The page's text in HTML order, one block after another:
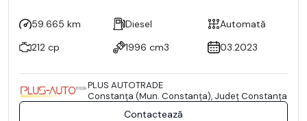
59.665 km Diesel
Automată
212 cp
1996 cm3 03.2023
PLUS AUTOTRADE
Constanţa (Mun. Constanţa), Județ Constanţa
Contactează